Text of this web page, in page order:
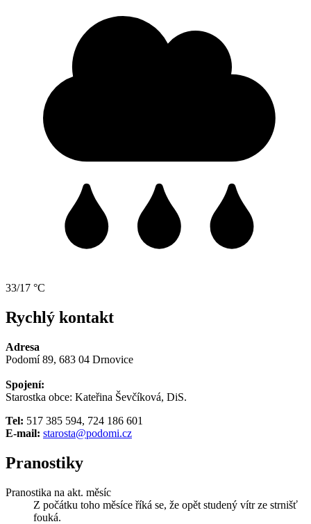
33/17 °C
Rychlý kontakt
Adresa
Podomí 89, 683 04 Drnovice
Spojení:
Starostka obce: Kateřina Ševčíková, DiS.
Tel: 517 385 594, 724 186 601
E-mail: starosta@podomi.cz
Pranostiky
Pranostika na akt. měsíc
Z počátku toho měsíce říká se, že opět studený vítr ze strnišť
fouká.